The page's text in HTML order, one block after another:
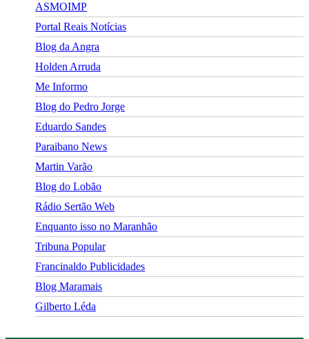
ASMOIMP
Portal Reais Notí­cias
Blog da Angra
Holden Arruda
Me Informo
Blog do Pedro Jorge
Eduardo Sandes
Paraibano News
Martin Varão
Blog do Lobão
Rádio Sertão Web
Enquanto isso no Maranhão
Tribuna Popular
Francinaldo Publicidades
Blog Maramais
Gilberto Léda